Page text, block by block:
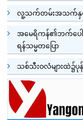
လူ့သက်တမ်းအသက်နှင့်ဇီ
အမေရိကန်၏ဘက်ပေါ
ရန်သမ္မတပြော
သစ်သီးဝလံများထဲ၌ပု